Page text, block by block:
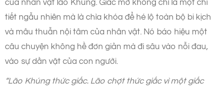
của nhân vật lão Khúng. Giấc mơ không chỉ là một chi
tiết ngẫu nhiên mà là chìa khóa để hé lộ toàn bộ bi kịch
và mâu thuẫn nội tâm của nhân vật. Nó báo hiệu một
câu chuyện không hề đơn giản mà đi sâu vào nỗi đau,
vào sự dằn vặt của con người.
“Lão Khúng thức giấc. Lão chợt thức giấc vì một giấc